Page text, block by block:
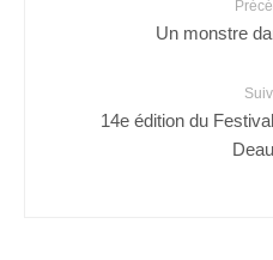
Un monstre
14e édition du